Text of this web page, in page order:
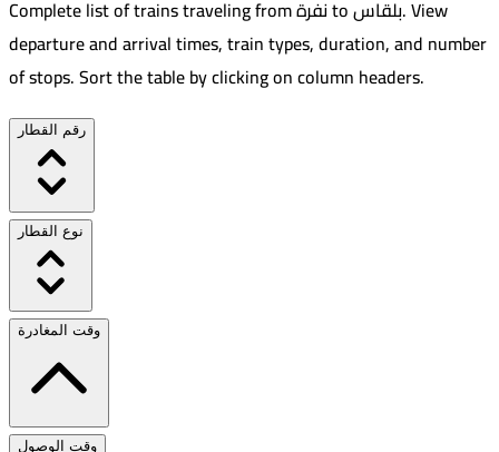
Complete list of trains traveling fromنفرةtoبلقاس.View
departure and arrival times, train types, duration, and number
of stops. Sort the table by clicking on column headers.
رقم القطار
نوع القطار
وقت المغادرة
وقت الوصول